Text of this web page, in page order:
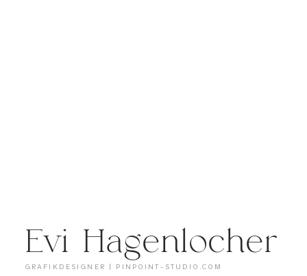
Evi Hagenlocher
GRAFIKDESIGNER | PINPOINT-STUDIO.COM